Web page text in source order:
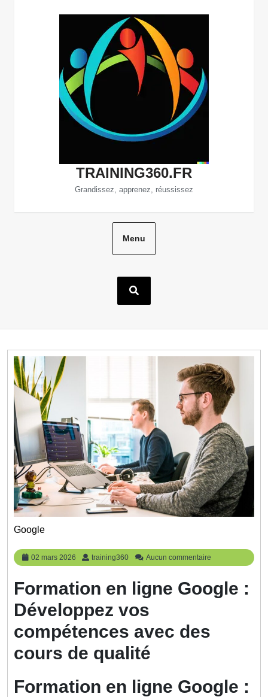
TRAINING360.FR
Grandissez, apprenez, réussissez
Menu
Google
02 mars 2026
02
mars
training360 training360
Aucun commentaire
Formation en ligne Google :
Développez vos
compétences avec des
cours de qualité
Formation en ligne Google :